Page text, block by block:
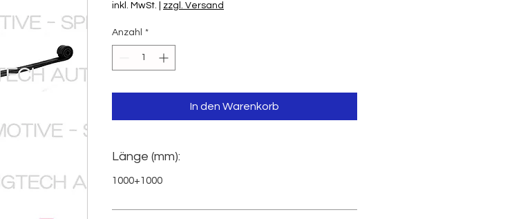
inkl. MwSt. zzgl. Versand
Anzahl *
In den Warenkorb
Länge (mm):
1000+1000